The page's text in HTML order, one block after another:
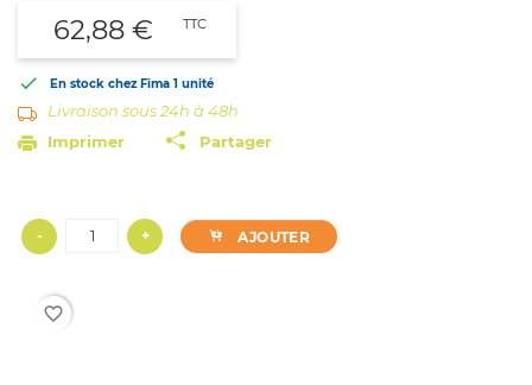
62,88 € TTC
 En stock chez Fima 1 unité
Livraison sous 24h à 48h
Imprimer
Partager
- + AJOUTER
favorite_border